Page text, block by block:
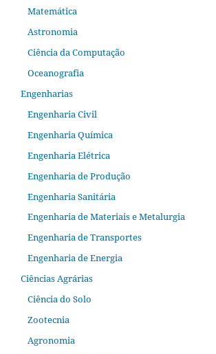
Matemática
Astronomia
Ciência da Computação
Oceanografia
Engenharias
Engenharia Civil
Engenharia Química
Engenharia Elétrica
Engenharia de Produção
Engenharia Sanitária
Engenharia de Materiais e Metalurgia
Engenharia de Transportes
Engenharia de Energia
Ciências Agrárias
Ciência do Solo
Zootecnia
Agronomia